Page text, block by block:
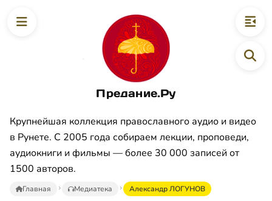
Предание.Ру
Крупнейшая коллекция православного аудио и видео
в Рунете. С 2005 года собираем лекции, проповеди,
аудиокниги и фильмы — более 30 000 записей от
1500 авторов.
Главная Медиатека Александр ЛОГУНОВ